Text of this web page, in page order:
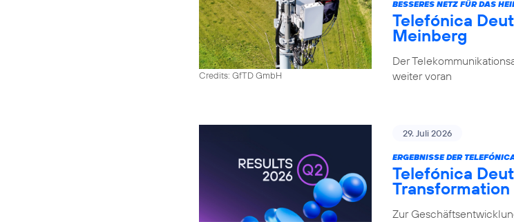
Credits: GfTD GmbH
BESSERES NETZ FÜR DAS
Telefónica
Meinberg
Der
weiter voran
29. Juli 2026
ERGEBNISSE DER
Telefónica
Zur